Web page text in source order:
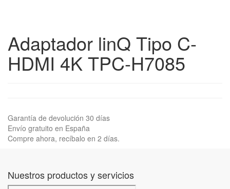
Adaptador linQ Tipo C-
HDMI 4K TPC-H7085
Garantía de devolución 30 días
Envío gratuito en España
Compre ahora, recíbalo en 2 días.
Nuestros productos y servicios